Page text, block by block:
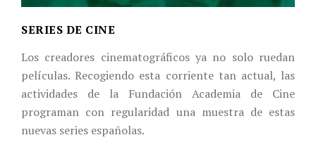
SERIES DE CINE
Los creadores cinematográficos ya no solo ruedan
películas. Recogiendo esta corriente tan actual, las
actividades de la Fundación Academia de Cine
programan con regularidad una muestra de estas
nuevas series españolas.